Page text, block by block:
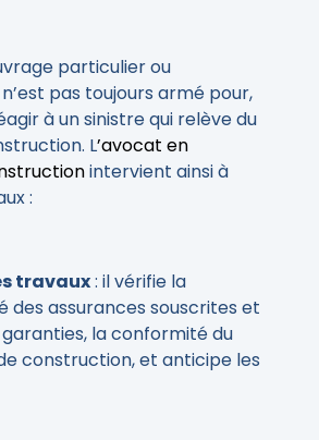
particulier ou
pas toujours armé pour,
à un sinistre qui relève du
L’avocat en
intervient ainsi à
:
travaux: il vérifie la
des assurances souscrites et
la conformité du
construction, et anticipe les